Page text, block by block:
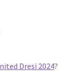
Dresi 2024?